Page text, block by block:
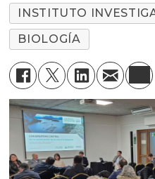
INSTITUTO
BIOLOGÍA